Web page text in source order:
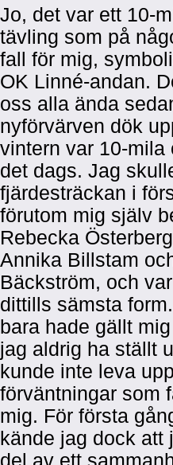
Jo, det var ett 10-
tävling som på
fall för mig,
OK Linné-andan.
oss alla ända
nyförvärven dök
vintern var 10-mila
det dags. Jag
fjärdesträckan i
förutom mig själv
Rebecka
Annika Billstam
Bäckström, och
dittills sämsta
bara hade gällt
jag aldrig ha ställt
kunde inte leva
förväntningar som
mig. För första
kände jag dock att
del av ett